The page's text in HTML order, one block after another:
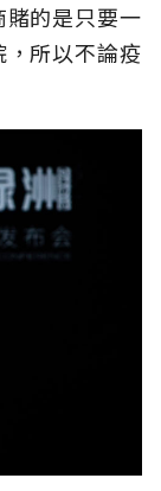
的是只要一
所以不論疫